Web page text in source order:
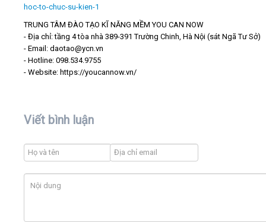
hoc-to-chuc-su-kien-1
TRUNG TÂM ĐÀO TẠO KĨ NĂNG MỀM YOU CAN NOW
- Địa chỉ: tầng 4 tòa nhà 389-391 Trường Chinh, Hà Nội (sát Ngã Tư Sở)
- Email: daotao@ycn.vn
- Hotline: 098.534.9755
- Website: https://youcannow.vn/
Viết bình luận